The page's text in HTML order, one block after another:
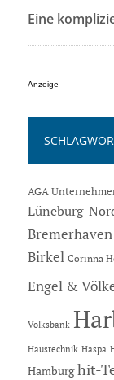
Eine
Anzeige
AGA
Lüneburg-
Bremerhaven
Birkel Corinna
Engel &
Volksbank
Haustechnik Haspa
Hamburg hit-